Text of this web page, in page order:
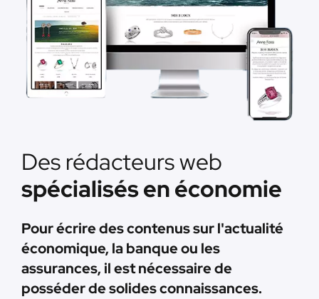
Des rédacteurs web
spécialisés en économie
Pour écrire des contenus sur l'actualité
économique, la banque ou les
assurances, il est nécessaire de
posséder de solides connaissances.